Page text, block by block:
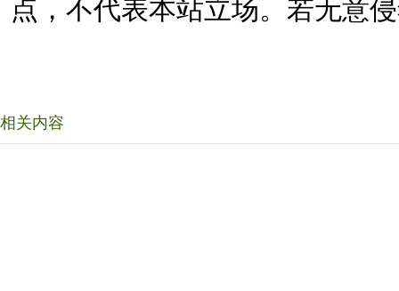
点，不代表本站立场。若无意
相关内容